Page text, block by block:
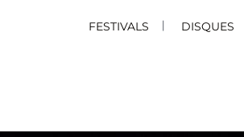
FESTIVALS DISQUES